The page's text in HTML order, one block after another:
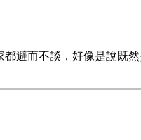
避而不談，好像是說既